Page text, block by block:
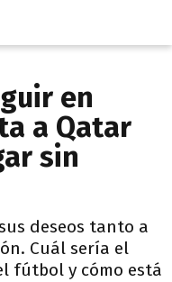
en
a Qatar
sin
deseos tanto a
Cuál sería el
fútbol y cómo está